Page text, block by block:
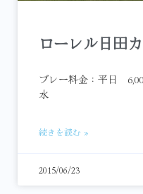
ローレル日田
プレー料金：平日
水
続きを読む »
2015/06/23